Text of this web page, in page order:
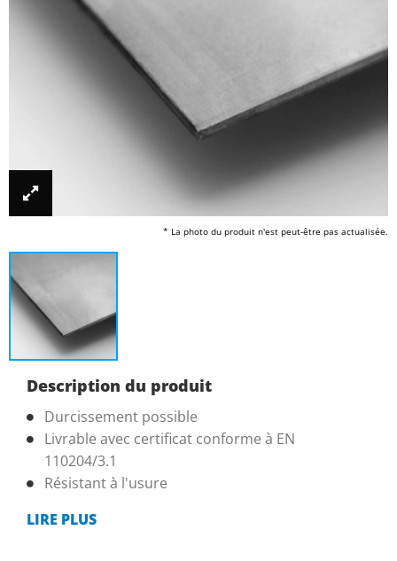
* La photo du produit n'est peut-être pas actualisée.
Description du produit
Durcissement possible
Livrable avec certificat conforme à EN
110204/3.1
Résistant à l'usure
LIRE PLUS